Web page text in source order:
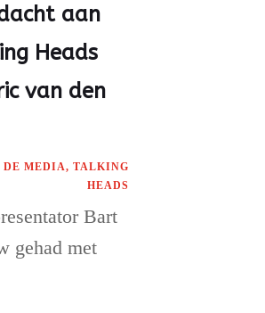
aan
Heads
van den
DE MEDIA, TALKING
HEADS
Bart
gehad met